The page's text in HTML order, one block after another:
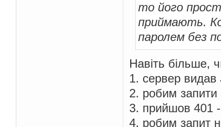
то його
приймають.
паролем без
Навіть більше,
1. сервер
2. робим
3. прийшов 401
4. робим запит